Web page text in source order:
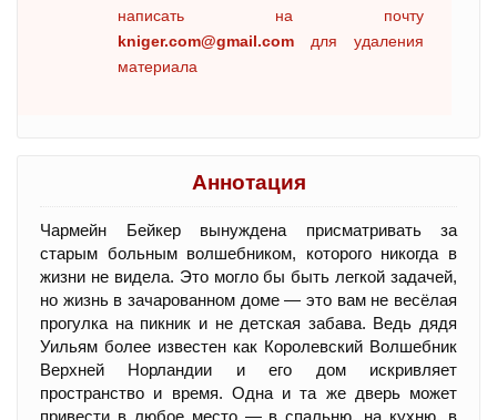
написать на почту
kniger.com@gmail.com для удаления
материала
Аннотация
Чармейн Бейкер вынуждена присматривать за
старым больным волшебником, которого никогда в
жизни не видела. Это могло бы быть легкой задачей,
но жизнь в зачарованном доме — это вам не весёлая
прогулка на пикник и не детская забава. Ведь дядя
Уильям более известен как Королевский Волшебник
Верхней Норландии и его дом искривляет
пространство и время. Одна и та же дверь может
привести в любое место — в спальню, на кухню, в